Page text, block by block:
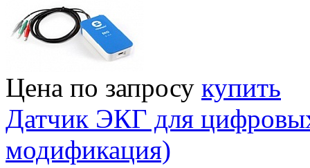
Цена по запросу купить
Датчик ЭКГ для
модификация)